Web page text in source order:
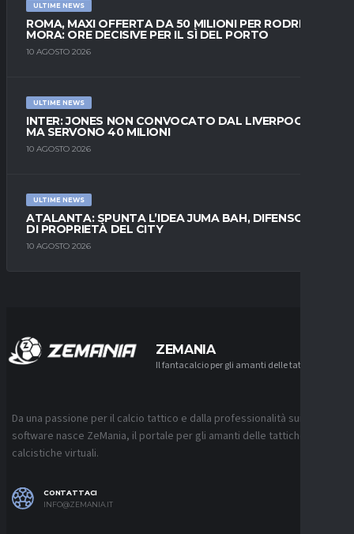
ULTIME NEWS
ROMA, MAXI OFFERTA DA 50 MILIONI PER RODRIGO
MORA: ORE DECISIVE PER IL SÌ DEL PORTO
10 AGOSTO 2026
ULTIME NEWS
INTER: JONES NON CONVOCATO DAL LIVERPOOL,
MA SERVONO 40 MILIONI
10 AGOSTO 2026
ULTIME NEWS
ATALANTA: SPUNTA L’IDEA JUMA BAH, DIFENSORE
DI PROPRIETÀ DEL CITY
10 AGOSTO 2026
ZEMANIA
Il fantacalcio per gli amanti delle tattiche
Da una passione per il calcio tattico e dalla professionalità sui
software nasce ZeMania, il portale per gli amanti delle tattiche
calcistiche virtuali.
CONTATTACI
INFO@ZEMANIA.IT